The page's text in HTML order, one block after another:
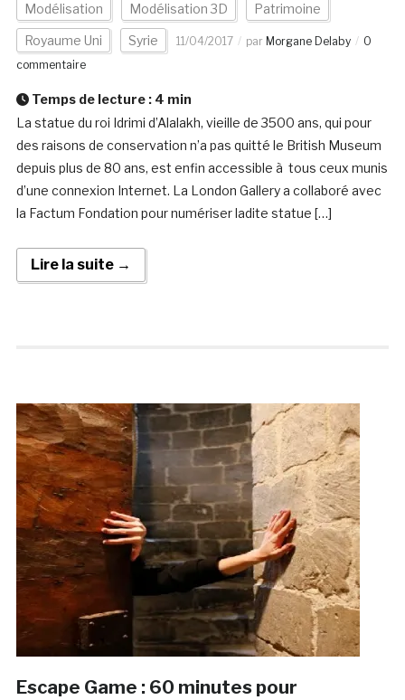
Modélisation Modélisation 3D Patrimoine
Royaume Uni Syrie 11/04/2017 par Morgane Delaby
0
commentaire
Temps de lecture : 4 min
La statue du roi Idrimi d’Alalakh, vieille de 3500 ans, qui pour
des raisons de conservation n’a pas quitté le British Museum
depuis plus de 80 ans, est enfin accessible à tous ceux munis
d’une connexion Internet. La London Gallery a collaboré avec
la Factum Fondation pour numériser ladite statue […]
Lire la suite →
Escape Game : 60 minutes pour